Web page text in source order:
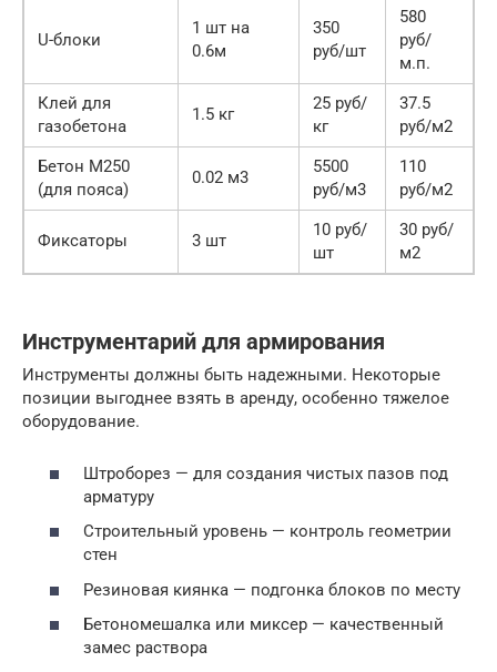
U-блоки
1 шт на
0.6м
350
руб/шт
580
руб/
м.п.
Клей для
газобетона
1.5 кг
25 руб/
кг
37.5
руб/м2
Бетон М250
(для пояса)
0.02 м3
5500
руб/м3
110
руб/м2
Фиксаторы 3 шт
10 руб/
шт
30 руб/
м2
Инструментарий для армирования
Инструменты должны быть надежными. Некоторые
позиции выгоднее взять в аренду, особенно тяжелое
оборудование.
Штроборез — для создания чистых пазов под
арматуру
Строительный уровень — контроль геометрии
стен
Резиновая киянка — подгонка блоков по месту
Бетономешалка или миксер — качественный
замес раствора